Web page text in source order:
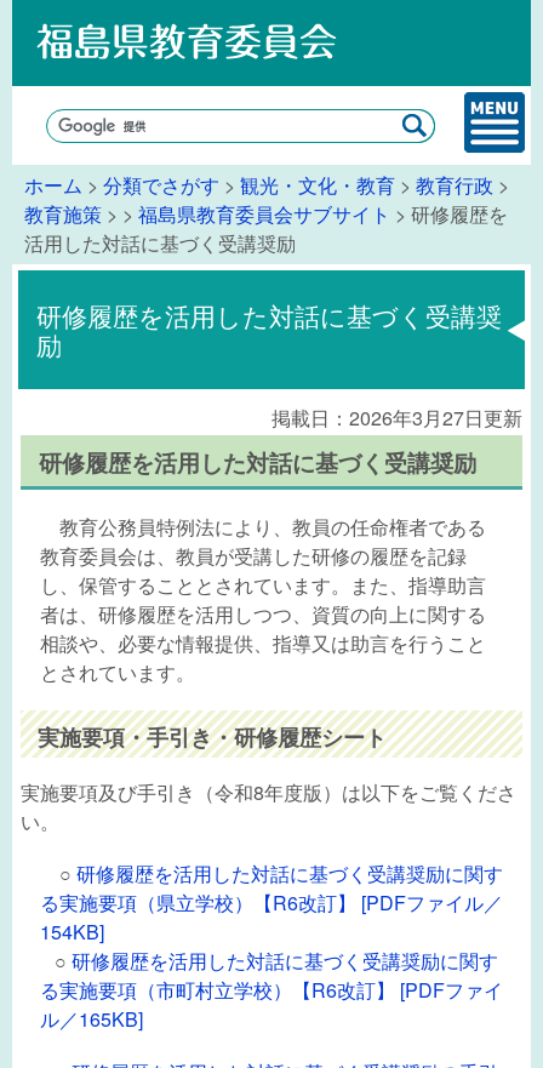
ホーム > 分類でさがす > 観光・文化・教育 > 教育行政 >
教育施策 > > 福島県教育委員会サブサイト > 研修履歴を
活用した対話に基づく受講奨励
研修履歴を活用した対話に基づく受講奨
励
掲載日：2026年3月27日更新
研修履歴を活用した対話に基づく受講奨励
教育公務員特例法により、教員の任命権者である
教育委員会は、教員が受講した研修の履歴を記録
し、保管することとされています。また、指導助言
者は、研修履歴を活用しつつ、資質の向上に関する
相談や、必要な情報提供、指導又は助言を行うこと
とされています。
実施要項・手引き・研修履歴シート
実施要項及び手引き（令和8年度版）は以下をご覧くださ
い。
○ 研修履歴を活用した対話に基づく受講奨励に関す
る実施要項（県立学校）【R6改訂】 [PDFファイル／
154KB]
○ 研修履歴を活用した対話に基づく受講奨励に関す
る実施要項（市町村立学校）【R6改訂】 [PDFファイ
ル／165KB]